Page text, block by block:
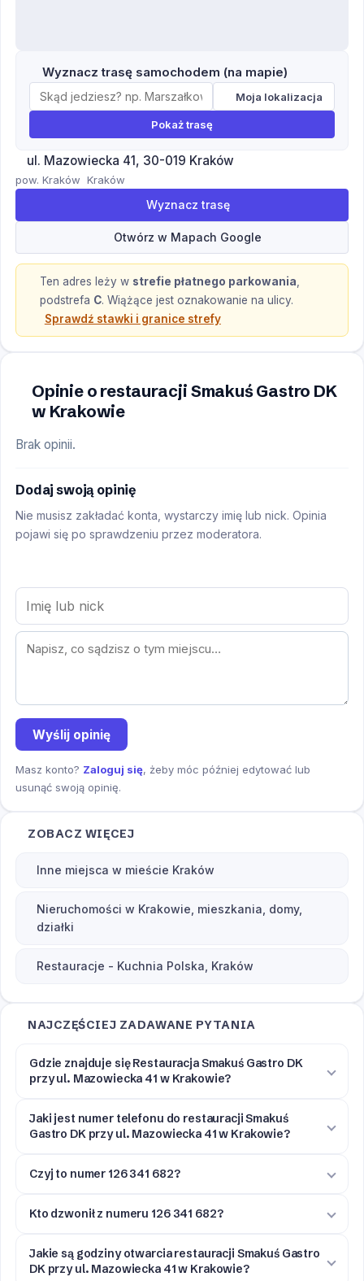
Wyznacz trasę samochodem (na mapie)
Moja lokalizacja
Pokaż trasę
ul. Mazowiecka 41, 30-019 Kraków
pow. Kraków Kraków
Wyznacz trasę
Otwórz w Mapach Google
Ten adres leży w strefie płatnego parkowania
podstrefa C.Wiążące jest oznakowanie na ulicy.
Sprawdź stawki i granice strefy
Opinie o restauracji Smakuś Gastro DK
w Krakowie
Brak opinii.
Dodaj swoją opinię
Nie musisz zakładać konta, wystarczy imię lub nick. Opinia
pojawi się po sprawdzeniu przez moderatora.
Wyślij opinię
Masz konto? Zaloguj się, żeby móc później edytować lub
usunąć swoją opinię.
ZOBACZ WIĘCEJ
Inne miejsca w mieście Kraków
Nieruchomości w Krakowie, mieszkania, domy,
działki
Restauracje - Kuchnia Polska, Kraków
NAJCZĘŚCIEJ ZADAWANE PYTANIA
Gdzie znajduje się Restauracja Smakuś Gastro DK
przy ul. Mazowiecka 41 w Krakowie?
Jaki jest numer telefonu do restauracji Smakuś
Gastro DK przy ul. Mazowiecka 41 w Krakowie?
Czyj to numer 126 341 682?
Kto dzwonił z numeru 126 341 682?
Jakie są godziny otwarcia restauracji Smakuś Gastro
DK przy ul. Mazowiecka 41 w Krakowie?